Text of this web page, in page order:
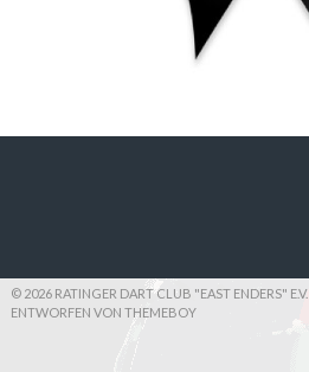
© 2026 RATINGER DART CLUB "EAST ENDERS" E.V.
ENTWORFEN VON THEMEBOY